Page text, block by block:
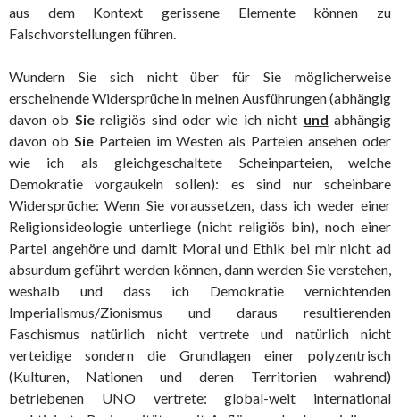
aus dem Kontext gerissene Elemente können zu
Falschvorstellungen führen.
Wundern Sie sich nicht über für Sie möglicherweise
erscheinende Widersprüche in meinen Ausführungen (abhängig
davon ob Siereligiös sind oder wie ich nicht und abhängig
davon ob SieParteien im Westen als Parteien ansehen oder
wie ich als gleichgeschaltete Scheinparteien, welche
Demokratie vorgaukeln sollen): es sind nur scheinbare
Widersprüche: Wenn Sie voraussetzen, dass ich weder einer
Religionsideologie unterliege (nicht religiös bin), noch einer
Partei angehöre und damit Moral und Ethik bei mir nicht ad
absurdum geführt werden können, dann werden Sie verstehen,
weshalb und dass ich Demokratie vernichtenden
Imperialismus/Zionismus und daraus resultierenden
Faschismus natürlich nicht vertrete und natürlich nicht
verteidige sondern die Grundlagen einer polyzentrisch
(Kulturen, Nationen und deren Territorien wahrend)
betriebenen UNO vertrete: global-weit international